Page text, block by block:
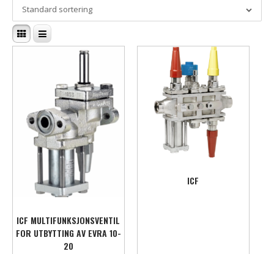
Standard sortering
ICF
ICF MULTIFUNKSJONSVENTIL
FOR UTBYTTING AV EVRA 10-
20